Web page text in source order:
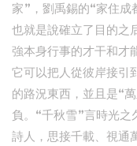
家”，劉禹錫的“家住成
也就是說確立了目的之
強本身行事的才干和才
它可以把人從彼岸接引
的路況東西，並且是“
負。“千秋雪”言時光
詩人，思接千載、視通